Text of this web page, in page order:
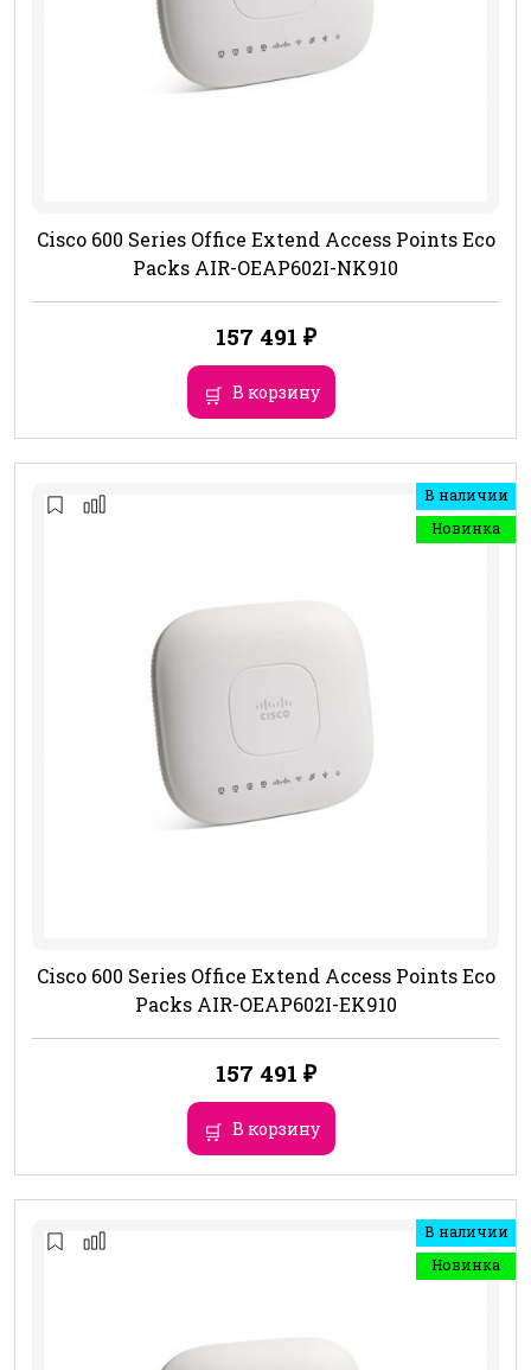
Cisco 600 Series Office Extend Access Points Eco
Packs AIR-OEAP602I-NK910
157 491 ₽
В корзину
В наличии
Новинка
Cisco 600 Series Office Extend Access Points Eco
Packs AIR-OEAP602I-EK910
157 491 ₽
В корзину
В наличии
Новинка